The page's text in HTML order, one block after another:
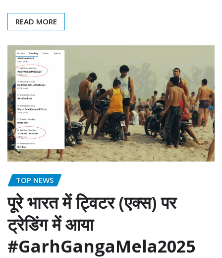
READ MORE
TOP NEWS
पूरे भारत में ट्विटर (एक्स) पर
ट्रेडिंग में आया
#GarhGangaMela2025